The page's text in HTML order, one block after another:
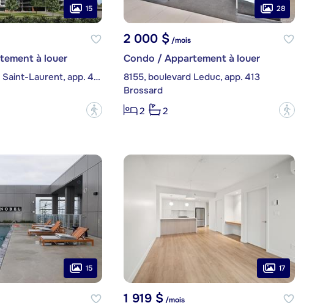
15
à louer
8355, boulevard Saint-Laurent, app. 408
?
28
2 000 $/mois
Condo / Appartement à louer
8155, boulevard Leduc, app. 413
Brossard
2
2 ?
15 17
1 919 $/mois